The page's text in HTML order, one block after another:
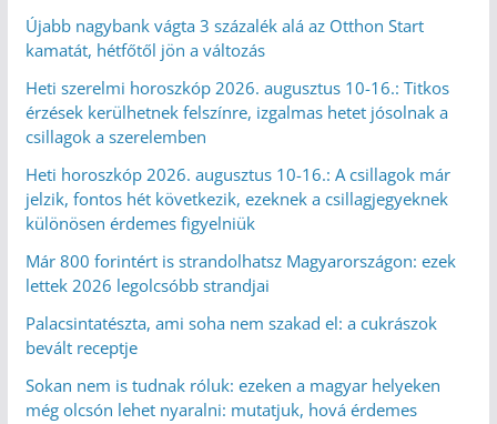
Újabb nagybank vágta 3 százalék alá az Otthon Start
kamatát, hétfőtől jön a változás
Heti szerelmi horoszkóp 2026. augusztus 10-16.: Titkos
érzések kerülhetnek felszínre, izgalmas hetet jósolnak a
csillagok a szerelemben
Heti horoszkóp 2026. augusztus 10-16.: A csillagok már
jelzik, fontos hét következik, ezeknek a csillagjegyeknek
különösen érdemes figyelniük
Már 800 forintért is strandolhatsz Magyarországon: ezek
lettek 2026 legolcsóbb strandjai
Palacsintatészta, ami soha nem szakad el: a cukrászok
bevált receptje
Sokan nem is tudnak róluk: ezeken a magyar helyeken
még olcsón lehet nyaralni: mutatjuk, hová érdemes